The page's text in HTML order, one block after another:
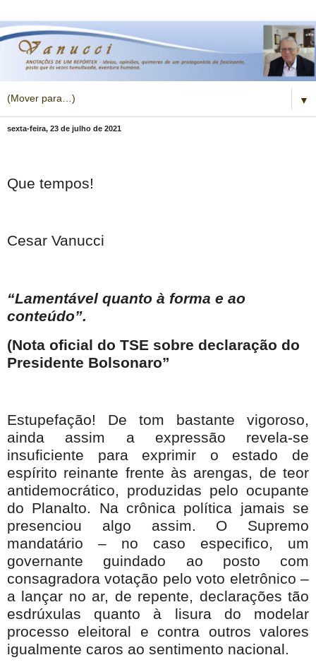
▼
sexta-feira, 23 de julho de 2021
Que tempos!
Cesar Vanucci
“Lamentável quanto à forma e ao
conteúdo”.
(Nota oficial do TSE sobre declaração do
Presidente Bolsonaro”
Estupefação! De tom bastante vigoroso,
ainda assim a expressão revela-se
insuficiente para exprimir o estado de
espírito reinante frente às arengas, de teor
antidemocrático, produzidas pelo ocupante
do Planalto. Na crônica política jamais se
presenciou algo assim. O Supremo
mandatário – no caso especifico, um
governante guindado ao posto com
consagradora votação pelo voto eletrônico –
a lançar no ar, de repente, declarações tão
esdrúxulas quanto à lisura do modelar
processo eleitoral e contra outros valores
igualmente caros ao sentimento nacional.